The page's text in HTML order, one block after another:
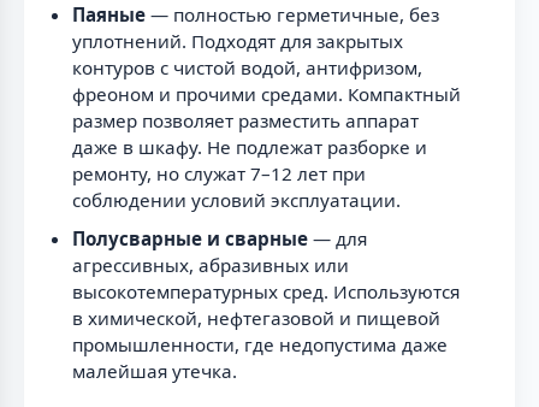
Паяные — полностью герметичные, без
уплотнений. Подходят для закрытых
контуров с чистой водой, антифризом,
фреоном и прочими средами. Компактный
размер позволяет разместить аппарат
даже в шкафу. Не подлежат разборке и
ремонту, но служат 7–12 лет при
соблюдении условий эксплуатации.
Полусварные и сварные — для
агрессивных, абразивных или
высокотемпературных сред. Используются
в химической, нефтегазовой и пищевой
промышленности, где недопустима даже
малейшая утечка.